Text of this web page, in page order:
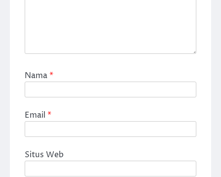
Nama*
Email *
Situs Web